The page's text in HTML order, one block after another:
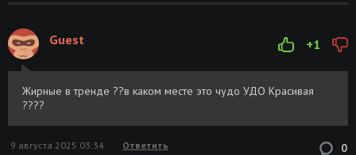
+1
Guest
Жирные в тренде ??в каком месте это чудо УДО Красивая
????
0
9 августа 2025 03:34 Ответить